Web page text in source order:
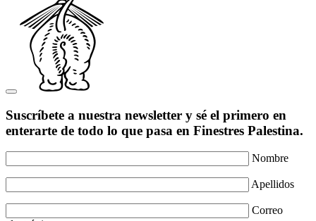
Suscríbete a nuestra newsletter y sé el primero en
enterarte de todo lo que pasa en Finestres Palestina.
Nombre
Apellidos
Correo